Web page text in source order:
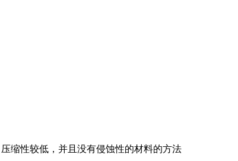
缩性较低，并且没有侵蚀性的材料的方法